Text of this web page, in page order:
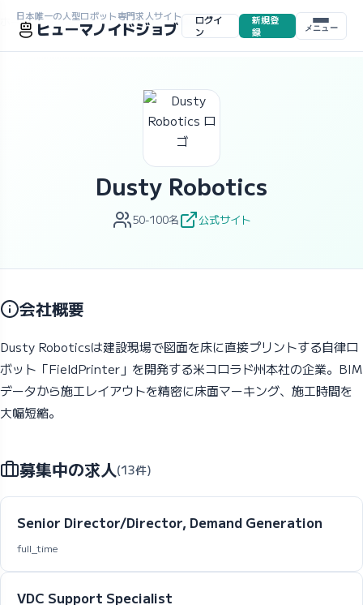
日本唯一の人型ロボット専門求人サイト
ヒューマノイドジョブ
ログイ
ン
新規登
録
メニュー
ホーム>求人一覧>企業一覧>Dusty Robotics
Dusty Robotics
50-100名 公式サイト
会社概要
Dusty Roboticsは建設現場で図面を床に直接プリントする自律ロ
ボット「FieldPrinter」を開発する米コロラド州本社の企業。BIM
データから施工レイアウトを精密に床面マーキング、施工時間を
大幅短縮。
募集中の求人(13件)
Senior Director/Director, Demand Generation
full_time
VDC Support Specialist